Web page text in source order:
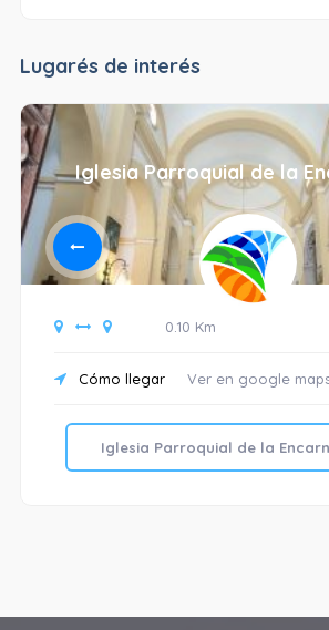
Lugarés de interés
Iglesia Parroquial de la
0.10 Km
Cómo llegar Ver en google
Iglesia Parroquial de la